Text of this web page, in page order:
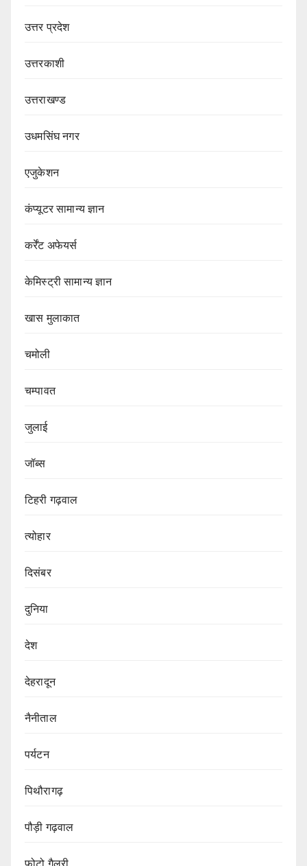
उत्तर प्रदेश
उत्तरकाशी
उत्तराखण्ड
उधमसिंघ नगर
एजुकेशन
कंप्यूटर सामान्य ज्ञान
कर्रेंट अफेयर्स
केमिस्ट्री सामान्य ज्ञान
खास मुलाकात
चमोली
चम्पावत
जुलाई
जॉब्स
टिहरी गढ़वाल
त्योहार
दिसंबर
दुनिया
देश
देहरादून
नैनीताल
पर्यटन
पिथौरागढ़
पौड़ी गढ़वाल